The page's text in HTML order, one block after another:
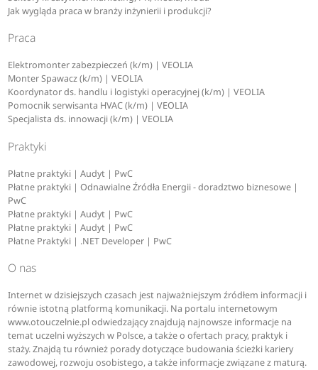
Jak wygląda praca w branży inżynierii i produkcji?
Praca
Elektromonter zabezpieczeń (k/m) | VEOLIA
Monter Spawacz (k/m) | VEOLIA
Koordynator ds. handlu i logistyki operacyjnej (k/m) | VEOLIA
Pomocnik serwisanta HVAC (k/m) | VEOLIA
Specjalista ds. innowacji (k/m) | VEOLIA
Praktyki
Płatne praktyki | Audyt | PwC
Płatne praktyki | Odnawialne Źródła Energii - doradztwo biznesowe |
PwC
Płatne praktyki | Audyt | PwC
Płatne praktyki | Audyt | PwC
Płatne Praktyki | .NET Developer | PwC
O nas
Internet w dzisiejszych czasach jest najważniejszym źródłem informacji i
równie istotną platformą komunikacji. Na portalu internetowym
www.otouczelnie.pl odwiedzający znajdują najnowsze informacje na
temat uczelni wyższych w Polsce, a także o ofertach pracy, praktyk i
staży. Znajdą tu również porady dotyczące budowania ścieżki kariery
zawodowej, rozwoju osobistego, a także informacje związane z maturą.